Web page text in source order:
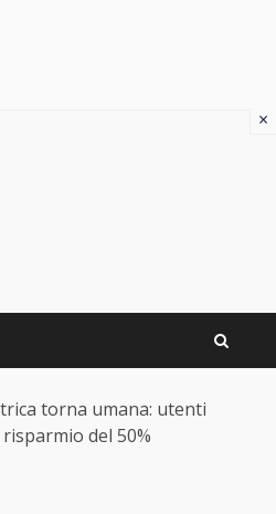
torna umana: utenti
del 50%
×